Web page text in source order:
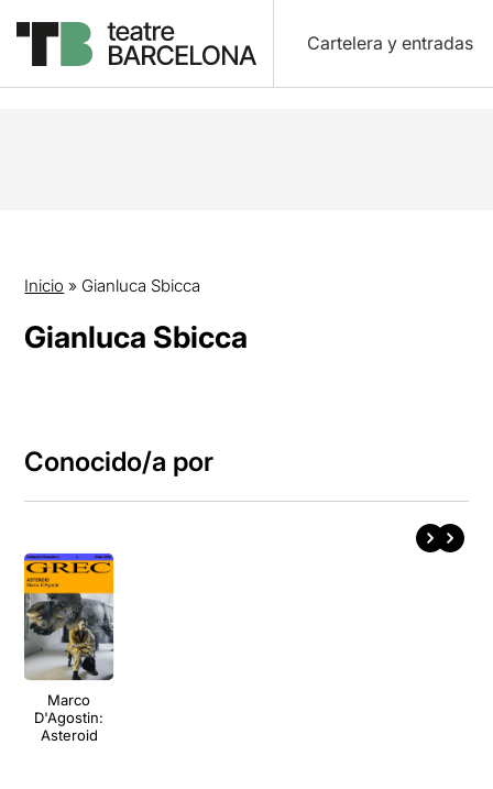
Cartelera y entradas
Inicio » Gianluca Sbicca
Gianluca Sbicca
Conocido/a por
Marco
D'Agostin:
Asteroid